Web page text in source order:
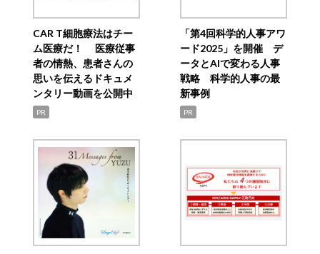
CAR T細胞療法はチー
ム医療だ！ 医療従事
者の情熱、患者さんの
思いを伝えるドキュメ
ンタリー動画を公開中
PR
「第4回科学的人事アワ
ード2025」を開催 デ
ータとAIで変わる人事
戦略 科学的人事の最
新事例
PR